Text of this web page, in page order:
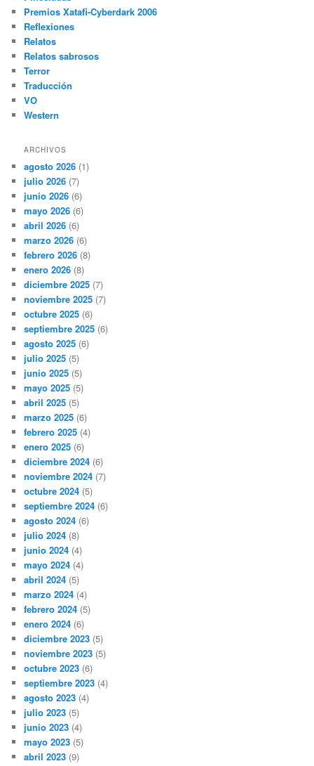
Premios Xatafi-Cyberdark 2006
Reflexiones
Relatos
Relatos sabrosos
Terror
Traducción
VO
Western
ARCHIVOS
agosto 2026 (1)
julio 2026 (7)
junio 2026 (6)
mayo 2026 (6)
abril 2026 (6)
marzo 2026 (6)
febrero 2026 (8)
enero 2026 (8)
diciembre 2025 (7)
noviembre 2025 (7)
octubre 2025 (6)
septiembre 2025 (6)
agosto 2025 (6)
julio 2025 (5)
junio 2025 (5)
mayo 2025 (5)
abril 2025 (5)
marzo 2025 (6)
febrero 2025 (4)
enero 2025 (6)
diciembre 2024 (6)
noviembre 2024 (7)
octubre 2024 (5)
septiembre 2024 (6)
agosto 2024 (6)
julio 2024 (8)
junio 2024 (4)
mayo 2024 (4)
abril 2024 (5)
marzo 2024 (4)
febrero 2024 (5)
enero 2024 (6)
diciembre 2023 (5)
noviembre 2023 (5)
octubre 2023 (6)
septiembre 2023 (4)
agosto 2023 (4)
julio 2023 (5)
junio 2023 (4)
mayo 2023 (5)
abril 2023 (9)